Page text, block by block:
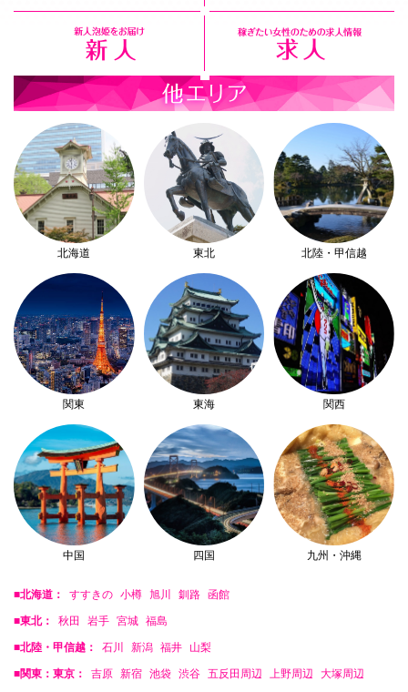
北海道 東北 北陸・甲信越
関東 東海 関西
中国 四国 九州・沖縄
■北海道： すすきの 小樽 旭川 釧路 函館
■東北： 秋田 岩手 宮城 福島
■北陸・甲信越： 石川 新潟 福井 山梨
■関東：東京： 吉原 新宿 池袋 渋谷 五反田周辺 上野周辺 大塚周辺